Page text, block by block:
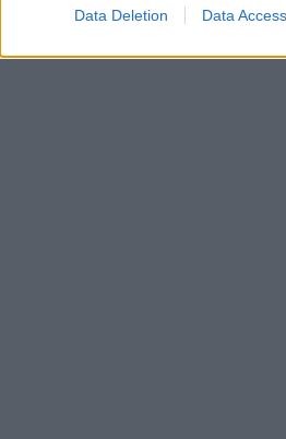
Data Deletion Data Access